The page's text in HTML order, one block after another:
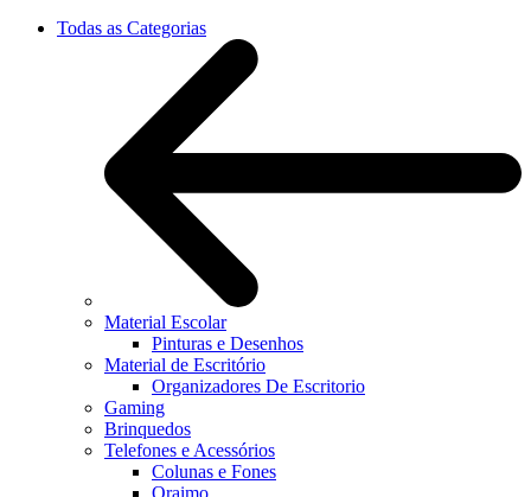
Todas as Categorias
Material Escolar
Pinturas e Desenhos
Material de Escritório
Organizadores De Escritorio
Gaming
Brinquedos
Telefones e Acessórios
Colunas e Fones